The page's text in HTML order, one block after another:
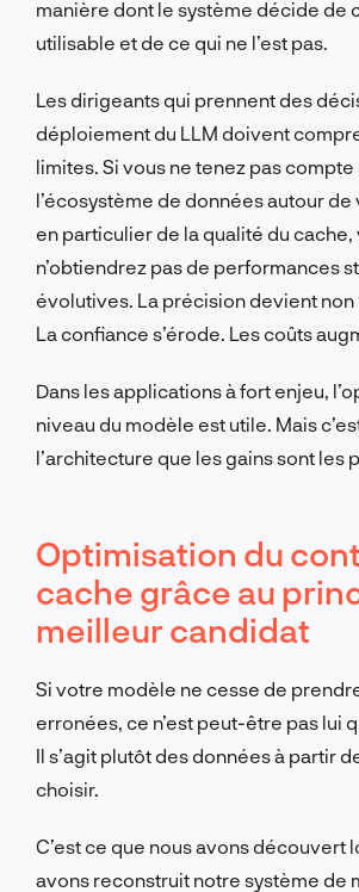
manière dont le système décide de
utilisable et de ce qui ne l’est pas.
Les dirigeants qui prennent des
déploiement du LLM doivent
limites. Si vous ne tenez pas compte
l’écosystème de données autour de
en particulier de la qualité du cache,
n’obtiendrez pas de performances
évolutives. La précision devient non
La confiance s’érode. Les coûts
Dans les applications à fort enjeu,
niveau du modèle est utile. Mais
l’architecture que les gains sont les
Optimisation du
cache grâce au
meilleur candidat
Si votre modèle ne cesse de
erronées, ce n’est peut-être pas lui
Il s’agit plutôt des données à partir
choisir.
C’est ce que nous avons découvert
avons reconstruit notre système de